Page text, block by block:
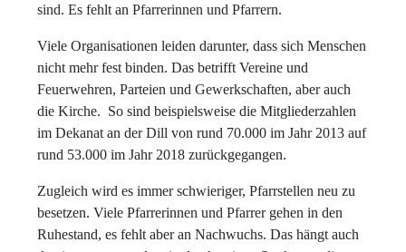
sind. Es fehlt an Pfarrerinnen und Pfarrern.
Viele Organisationen leiden darunter, dass sich Menschen
nicht mehr fest binden. Das betrifft Vereine und
Feuerwehren, Parteien und Gewerkschaften, aber auch
die Kirche. So sind beispielsweise die Mitgliederzahlen
im Dekanat an der Dill von rund 70.000 im Jahr 2013 auf
rund 53.000 im Jahr 2018 zurückgegangen.
Zugleich wird es immer schwieriger, Pfarrstellen neu zu
besetzen. Viele Pfarrerinnen und Pfarrer gehen in den
Ruhestand, es fehlt aber an Nachwuchs. Das hängt auch